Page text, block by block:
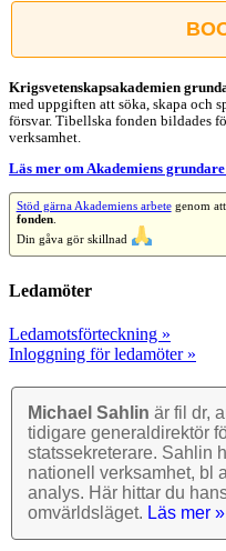
post
Krigsvetenskap­sakademien
med uppgiften att söka, skapa och
försvar. Tibellska fonden bildades
verksamhet.
Läs mer om Akademiens grundare
Stöd gärna Akademiens arbetegenom
fonden.
Din gåva gör skillnad
Ledamöter
Ledamotsförteckning »
Inloggning för ledamöter »
Michael Sahlin är fil dr,
tidigare general­direktör
stats­sekre­terare. Sahlin
nationell verk­samhet, bl
analys. Här hittar du
omvärlds­läget. Läs mer »